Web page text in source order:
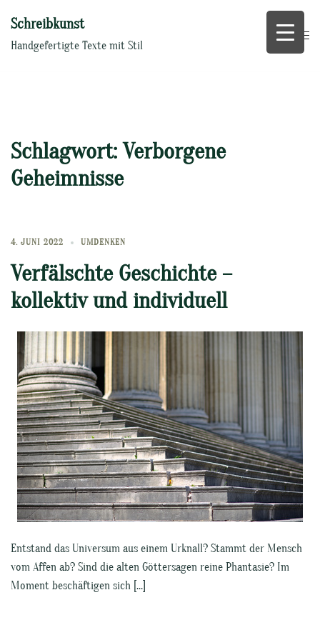
Inhalt
springen
Schreibkunst
Handgefertigte Texte mit Stil
Schlagwort:Verborgene
Geheimnisse
4. JUNI 2022 UMDENKEN
Verfälschte Geschichte –
kollektiv und individuell
Entstand das Universum aus einem Urknall? Stammt der Mensch
vom Affen ab? Sind die alten Göttersagen reine Phantasie? Im
Moment beschäftigen sich […]